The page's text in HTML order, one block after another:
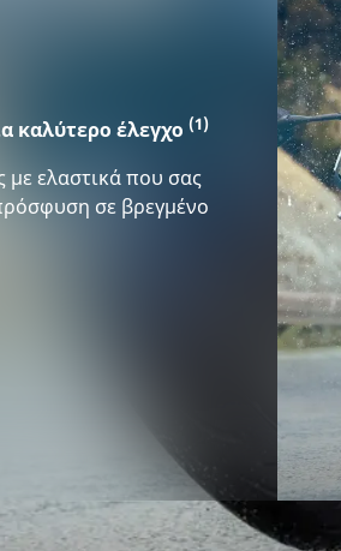
καλύτερο έλεγχο (1)
με ελαστικά που σας
σε βρεγμένo